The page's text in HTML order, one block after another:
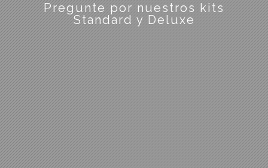
Pregunte por nuestros kits
Standard y Deluxe